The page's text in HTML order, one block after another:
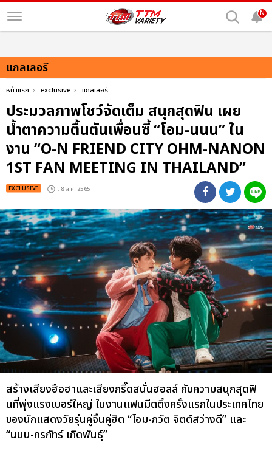
N
แกลเลอรี
หน้าแรก exclusive แกลเลอรี
ประมวลภาพโชว์จัดเต็ม สนุกสุดฟิน เผย
น้ำตาความตื้นตันเพื่อนซี้ “โอม-นนน” ใน
งาน “O-N FRIEND CITY OHM-NANON
1ST FAN MEETING IN THAILAND”
EXCLUSIVE : 8 ส.ค. 2565
สร้างเสียงฮือฮาและเสียงกรี๊ดสนั่นฮอลล์ กับความสนุกสุดฟิ
นที่พุ่งแรงเบอร์ใหญ่ ในงานแฟนมีตติ้งครั้งแรกในประเทศไทย
ของนักแสดงวัยรุ่นคู่จิ้นคู่ฮิต “โอม-ภวัต จิตต์สว่างดี” และ
“นนน-กรภัทร์ เกิดพันธุ์”